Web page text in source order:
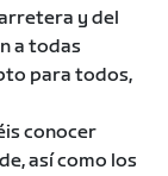
y del
a todas
para todos,
conocer
así como los